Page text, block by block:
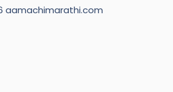
aamachimarathi.com